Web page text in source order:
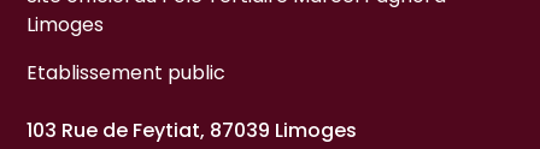
Limoges
Etablissement public
103 Rue de Feytiat, 87039 Limoges